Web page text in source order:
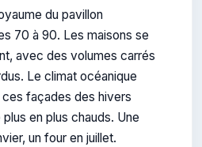
du pavillon
70 à 90. Les maisons se
avec des volumes carrés
Le climat océanique
façades des hivers
en plus chauds. Une
un four en juillet.